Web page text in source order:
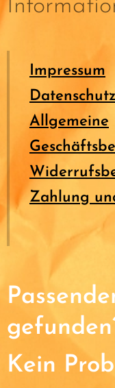
Impressum
Allgemeine
Zahlung
Kein